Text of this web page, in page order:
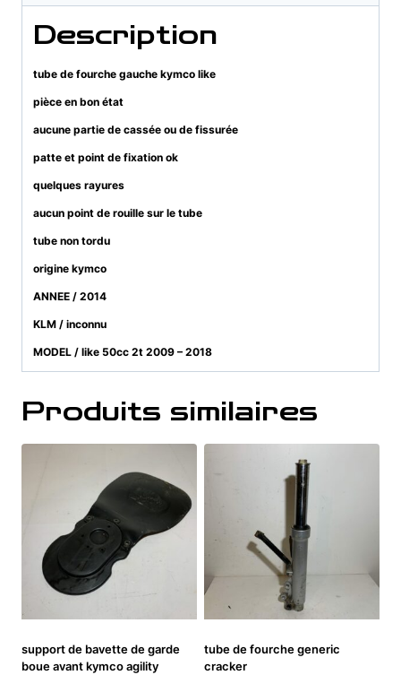
Description
tube de fourche gauche kymco like
pièce en bon état
aucune partie de cassée ou de fissurée
patte et point de fixation ok
quelques rayures
aucun point de rouille sur le tube
tube non tordu
origine kymco
ANNEE / 2014
KLM / inconnu
MODEL / like 50cc 2t 2009 – 2018
Produits similaires
support de bavette de garde
boue avant kymco agility
tube de fourche generic
cracker